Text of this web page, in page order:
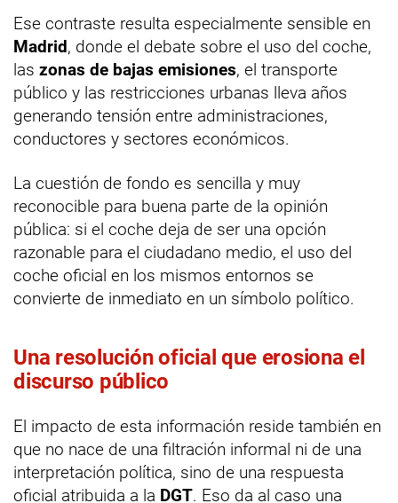
Ese contraste resulta especialmente sensible en
Madrid, donde el debate sobre el uso del coche,
las zonas de bajas emisiones, el transporte
público y las restricciones urbanas lleva años
generando tensión entre administraciones,
conductores y sectores económicos.
La cuestión de fondo es sencilla y muy
reconocible para buena parte de la opinión
pública: si el coche deja de ser una opción
razonable para el ciudadano medio, el uso del
coche oficial en los mismos entornos se
convierte de inmediato en un símbolo político.
Una resolución oficial que erosiona el
discurso público
El impacto de esta información reside también en
que no nace de una filtración informal ni de una
interpretación política, sino de una respuesta
oficial atribuida a la DGT. Eso da al caso una